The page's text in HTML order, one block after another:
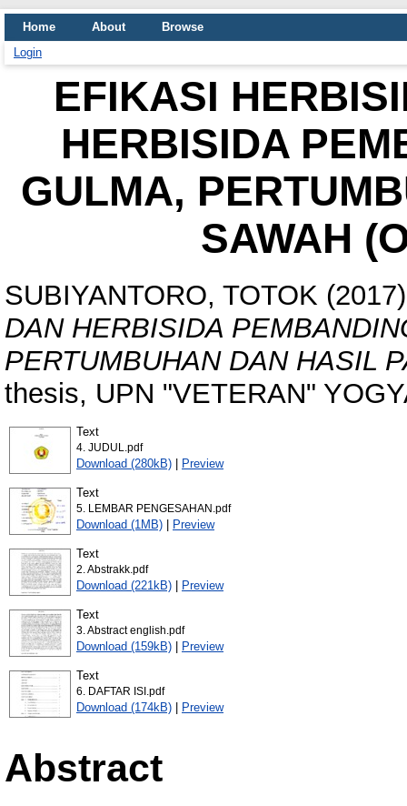
Home About
Browse
Login
EFIKASI
HERBISIDA
GULMA,
SAWAH
SUBIYANTORO, TOTOK
DAN HERBISIDA
PERTUMBUHAN DAN HASIL
thesis, UPN "VETERAN"
Text
4. JUDUL.pdf
Download (280kB) | Preview
Text
5. LEMBAR PENGESAHAN.pdf
Download (1MB) | Preview
Text
2. Abstrakk.pdf
Download (221kB) | Preview
Text
3. Abstract english.pdf
Download (159kB) | Preview
Text
6. DAFTAR ISI.pdf
Download (174kB) | Preview
Abstract